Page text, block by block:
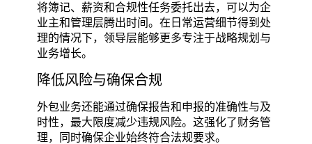
将簿记、薪资和合规性任务委托出去，可以为企
业主和管理层腾出时间。在日常运营细节得到处
理的情况下，领导层能够更多专注于战略规划与
业务增长。
降低风险与确保合规
外包业务还能通过确保报告和申报的准确性与及
时性，最大限度减少违规风险。这强化了财务管
理，同时确保企业始终符合法规要求。